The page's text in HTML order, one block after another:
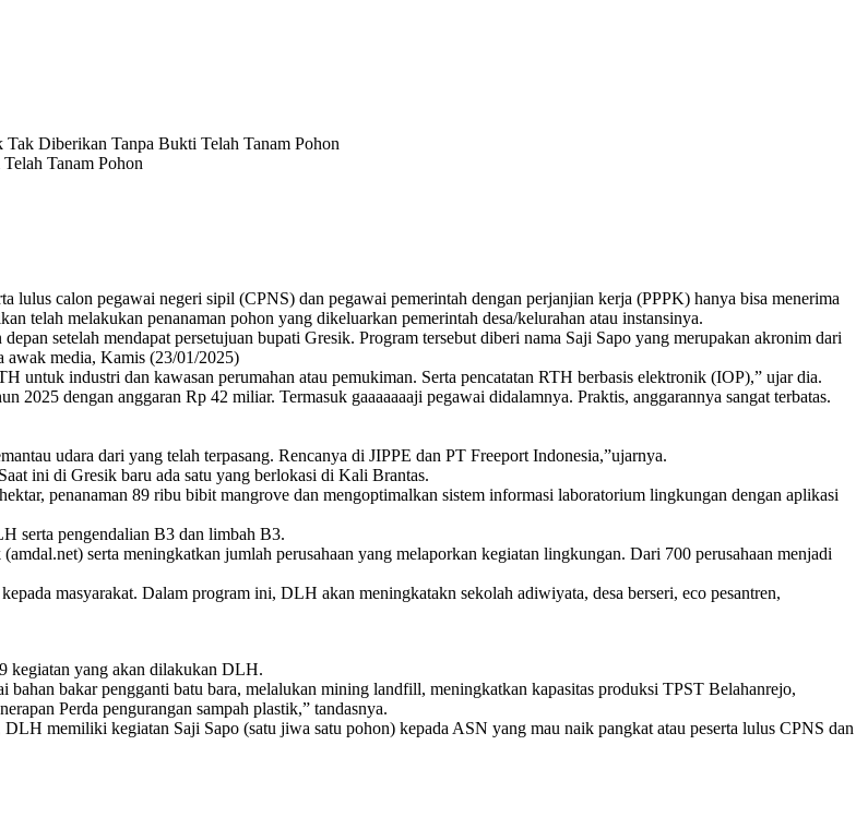
Diberikan Tanpa Bukti Telah Tanam Pohon
lulus calon pegawai negeri sipil (CPNS) dan pegawai pemerintah dengan perjanjian kerja (PPPK) hanya bisa menerima
telah melakukan penanaman pohon yang dikeluarkan pemerintah desa/kelurahan atau instansinya.
setelah mendapat persetujuan bupati Gresik. Program tersebut diberi nama Saji Sapo yang merupakan akronim dari
awak media, Kamis (23/01/2025)
untuk industri dan kawasan perumahan atau pemukiman. Serta pencatatan RTH berbasis elektronik (IOP),” ujar dia.
dengan anggaran Rp 42 miliar. Termasuk gaaaaaaaji pegawai didalamnya. Praktis, anggarannya sangat terbatas.
udara dari yang telah terpasang. Rencanya di JIPPE dan PT Freeport Indonesia,”ujarnya.
ini di Gresik baru ada satu yang berlokasi di Kali Brantas.
penanaman 89 ribu bibit mangrove dan mengoptimalkan sistem informasi laboratorium lingkungan dengan aplikasi
serta pengendalian B3 dan limbah B3.
serta meningkatkan jumlah perusahaan yang melaporkan kegiatan lingkungan. Dari 700 perusahaan menjadi
masyarakat. Dalam program ini, DLH akan meningkatakn sekolah adiwiyata, desa berseri, eco pesantren,
kegiatan yang akan dilakukan DLH.
bakar pengganti batu bara, melalukan mining landfill, meningkatkan kapasitas produksi TPST Belahanrejo,
Perda pengurangan sampah plastik,” tandasnya.
memiliki kegiatan Saji Sapo (satu jiwa satu pohon) kepada ASN yang mau naik pangkat atau peserta lulus CPNS dan